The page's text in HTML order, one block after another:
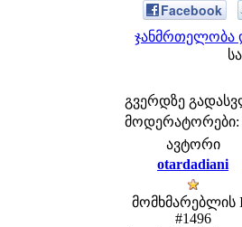
Facebook
ჯანმრთელობა
გვერდზე
მოდერატორები:
ავტორი
otardadiani
მომხმარებლის
#1496